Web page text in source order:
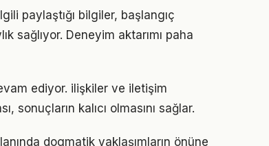
paylaştığı bilgiler, başlangıç
sağlıyor. Deneyim aktarımı paha
ediyor. ilişkiler ve iletişim
sonuçların kalıcı olmasını sağlar.
dogmatik yaklaşımların önüne